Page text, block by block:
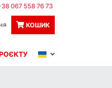
067 558 76 73
КОШИК